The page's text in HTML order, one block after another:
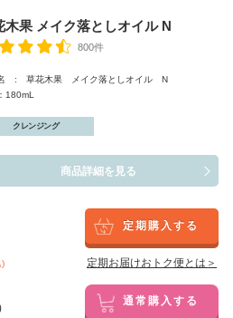
木果 メイク落としオイル N
800件
: 草花木果 メイク落としオイル N
180mL
クレンジング
商品詳細を見る
)
定期購入する
定期お届けおトク便とは＞
通常購入する